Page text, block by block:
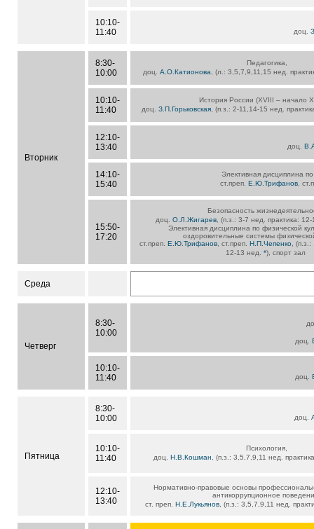
10:10-
11:40
доц.
Вторник
8:30-
10:00
Педагогика,
доц. А.О.Катионова , (л.: 3,5,7,9,11,15 нед.
10:10-
11:40
История России (XVIII – начало
доц.З.П.Горьковская , (п.з.: 2-11,14-15 нед.
12:10-
13:40
доц.
14:10-
15:40
Элективная дисциплина
ст.преп. Е.Ю.Трифанов ,
15:50-
17:20
Безопасность
доц.О.Л.Жигарев , (п.з.: 3-7 нед. практика:
Элективная дисциплина по физической
оздоровительные системы
ст.преп. Е.Ю.Трифанов , ст.преп. Н.П.Чепенко ,
12-13 нед.*), спорт зал
Среда
Четверг
8:30-
10:00
доц.
10:10-
11:40
доц.
Пятница
8:30-
10:00
доц.
10:10-
11:40
Психология,
доц. Н.В.Кошман , (п.з.: 3,5,7,9,11 нед.
12:10-
13:40
Нормативно-правовые основы
антикоррупционное
ст. преп.Н.Е.Лукьянов , (п.з.: 3,5,7,9,11 нед.